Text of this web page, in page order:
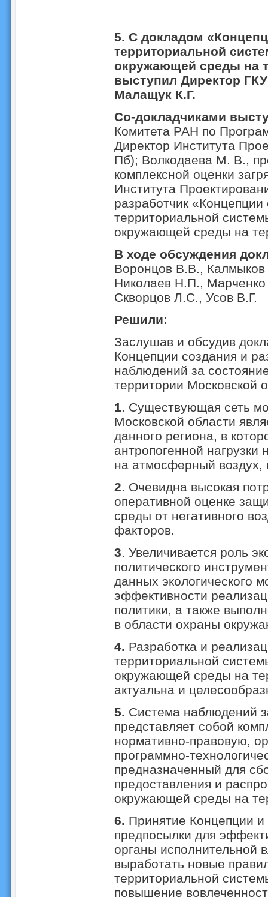
5. С докладом
территориальной
окружающей среды на
выступил Директор
Малащук К.Г.
Со-докладчиками
Комитета РАН по
Директор Института
Пб); Волкодаева М. В.,
комплексной оценки
Института
разработчик «Концепции
территориальной
окружающей среды на
В ходе обсуждения
Воронцов В.В.,
Николаев Н.П.,
Скворцов Л.С., Усов В.Г.
Решили:
Заслушав и обсудив
Концепции создания и
наблюдений за
территории Московской
1. Существующая сеть
Московской области
данного региона, в
антропогенной
на атмосферный
2. Очевидна высокая
оперативной оценке
среды от негативного
факторов.
3. Увеличивается роль
политического
данных экологического
эффективности
политики, а также
в области охраны
4. Разработка и
территориальной
окружающей среды на
актуальна и
5. Система наблюдений
представляет собой
нормативно-правовую,
программно-
предназначенный для
предоставления и
окружающей среды на
6. Принятие Концепции и
предпосылки для
органы исполнительной
выработать новые
территориальной
повышение